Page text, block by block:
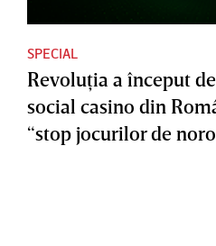
SPECIAL
Revoluţia a început
social casino din
“stop jocurilor de